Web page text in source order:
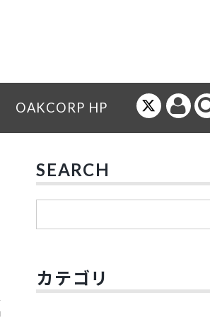
OAKCORP HP
SEARCH
カテゴリ